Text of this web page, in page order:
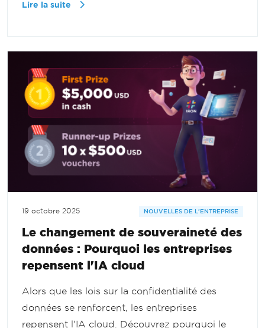
Lire la suite
19 octobre 2025 NOUVELLES DE L'ENTREPRISE
Le changement de souveraineté des
données : Pourquoi les entreprises
repensent l'IA cloud
Alors que les lois sur la confidentialité des
données se renforcent, les entreprises
repensent l'IA cloud. Découvrez pourquoi le